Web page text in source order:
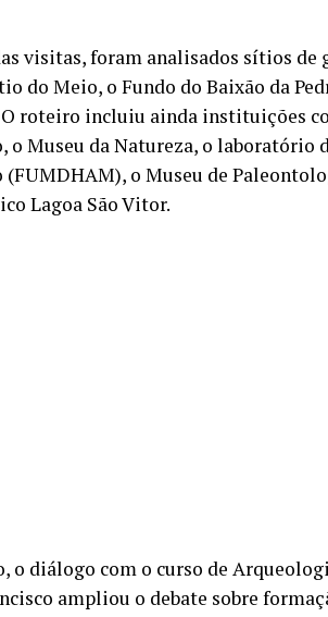
visitas, foram analisados sítios de
do Meio, o Fundo do Baixão da
roteiro incluiu ainda instituições
o Museu da Natureza, o laboratório
o Museu de
Lagoa São Vitor.
o diálogo com o curso de
ampliou o debate sobre